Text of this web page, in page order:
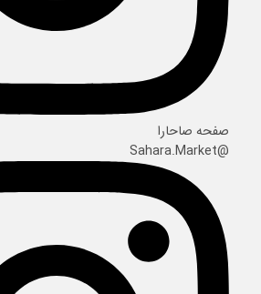
صفحه صاحارا
@Sahara.Market